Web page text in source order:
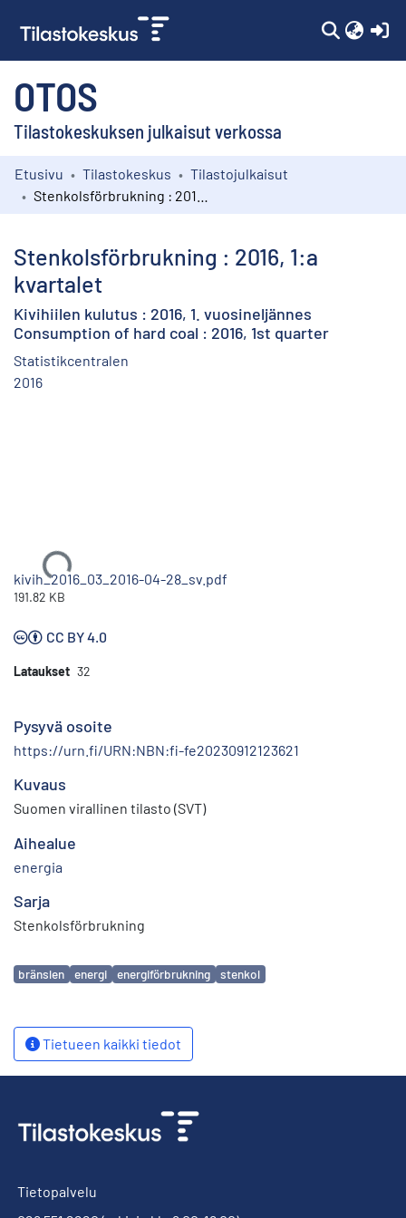
OTOS
Tilastokeskuksen julkaisut verkossa
Kokoelmat
Etusivu Tilastokeskus
Tilastojulkaisut
Stenkolsförbrukning : 2016, 1:a
kvartalet
Kivihiilen kulutus : 2016, 1. vuosineljännes
Consumption of hard coal : 2016, 1st quarter
Statistikcentralen
2016
Ladataan...
kivih_2016_03_2016-04-28_sv.pdf
191.82 KB
CC BY 4.0
Lataukset 32
Pysyvä osoite
https://urn.fi/URN:NBN:fi-fe20230912123621
Kuvaus
Suomen virallinen tilasto (SVT)
Aihealue
energia
Sarja
Stenkolsförbrukning
Avainsanat
bränslen energi energiförbrukning stenkol
Tietueen kaikki tiedot
Tietopalvelu